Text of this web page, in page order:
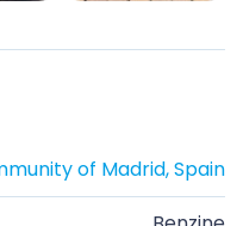
of Madrid, Spain